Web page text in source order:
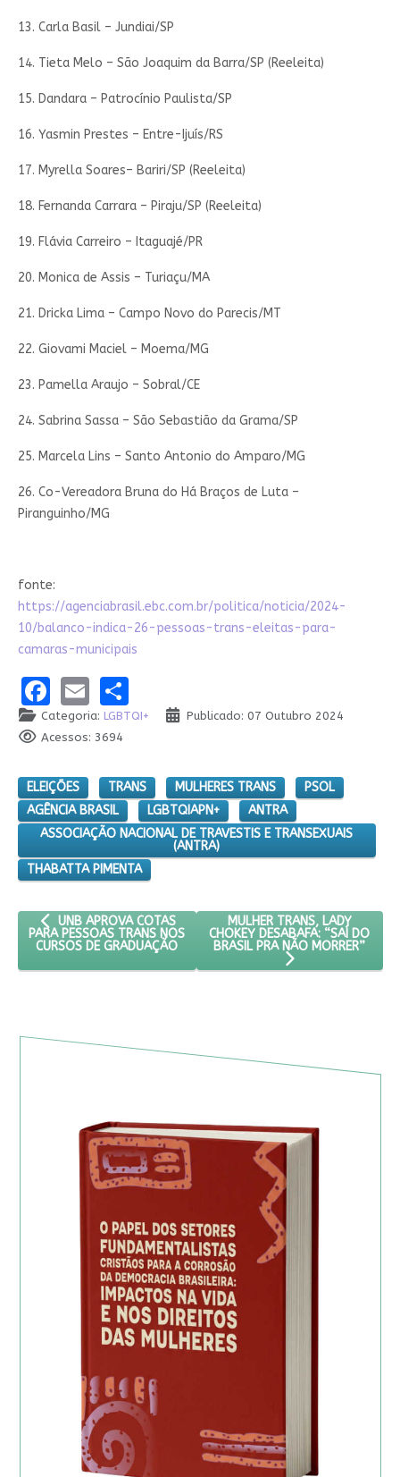
13. Carla Basil – Jundiai/SP
14. Tieta Melo – São Joaquim da Barra/SP (Reeleita)
15. Dandara – Patrocínio Paulista/SP
16. Yasmin Prestes – Entre-Ijuís/RS
17. Myrella Soares– Bariri/SP (Reeleita)
18. Fernanda Carrara – Piraju/SP (Reeleita)
19. Flávia Carreiro – Itaguajé/PR
20. Monica de Assis – Turiaçu/MA
21. Dricka Lima – Campo Novo do Parecis/MT
22. Giovami Maciel – Moema/MG
23. Pamella Araujo – Sobral/CE
24. Sabrina Sassa – São Sebastião da Grama/SP
25. Marcela Lins – Santo Antonio do Amparo/MG
26. Co-Vereadora Bruna do Há Braços de Luta –
Piranguinho/MG
fonte:
https://agenciabrasil.ebc.com.br/politica/noticia/2024-
10/balanco-indica-26-pessoas-trans-eleitas-para-
camaras-municipais
Facebook
EmailShare
Categoria: LGBTQI+
Publicado: 07 Outubro 2024
Acessos: 3694
ELEIÇÕES TRANS MULHERES TRANS
PSOL
AGÊNCIA BRASIL
LGBTQIAPN+
ANTRA
ASSOCIAÇÃO NACIONAL DE TRAVESTIS E TRANSEXUAIS
(ANTRA)
THABATTA PIMENTA
ARTIGO ANTERIOR: UNB APROVA COTAS PARA PESSOAS
UNB APROVA COTAS
PARA PESSOAS TRANS NOS
CURSOS DE GRADUAÇÃO
PRÓXIMO ARTIGO: MULHER
MULHER TRANS, LADY
CHOKEY DESABAFA: “SAÍ DO
BRASIL PRA NÃO MORRER”